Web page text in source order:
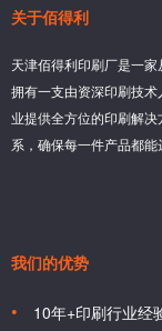
关于佰得利
天津佰得利印刷厂是一
拥有一支由资深印刷技
业提供全方位的印刷解
系，确保每一件产品都能
我们的优势
10年+印刷行业经